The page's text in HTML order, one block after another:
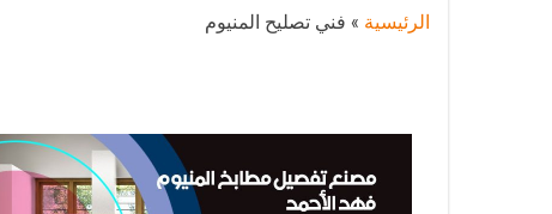
الرئيسية » فني تصليح المنيوم